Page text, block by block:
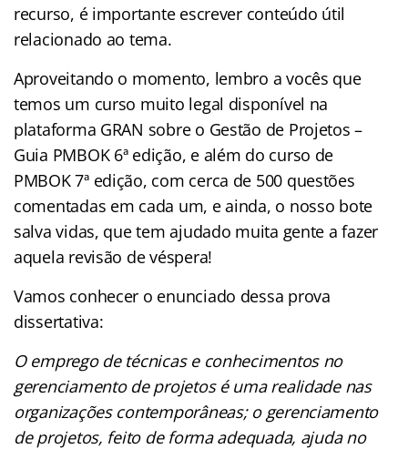
recurso, é importante escrever conteúdo útil
relacionado ao tema.
Aproveitando o momento, lembro a vocês que
temos um curso muito legal disponível na
plataforma GRAN sobre o Gestão de Projetos –
Guia PMBOK 6ª edição, e além do curso de
PMBOK 7ª edição, com cerca de 500 questões
comentadas em cada um, e ainda, o nosso bote
salva vidas, que tem ajudado muita gente a fazer
aquela revisão de véspera!
Vamos conhecer o enunciado dessa prova
dissertativa:
O emprego de técnicas e conhecimentos no
gerenciamento de projetos é uma realidade nas
organizações contemporâneas; o gerenciamento
de projetos, feito de forma adequada, ajuda no